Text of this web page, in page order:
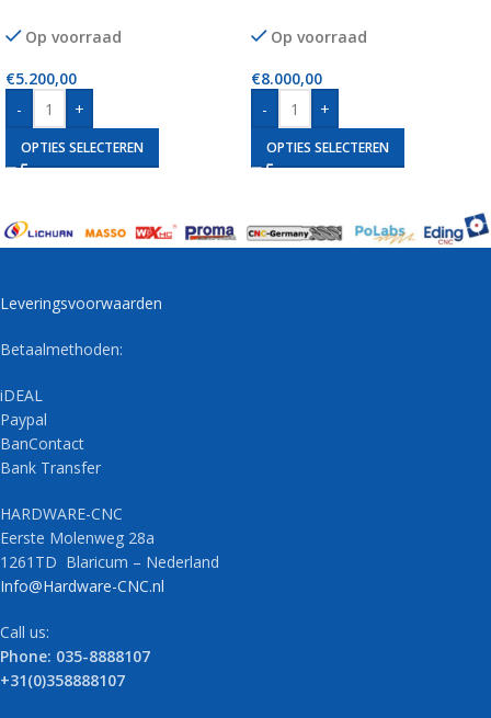
Op voorraad
€5.200,00
-
+
OPTIES SELECTEREN
Op voorraad
€8.000,00
-
+
OPTIES SELECTEREN
Leveringsvoorwaarden
Betaalmethoden:
iDEAL
Paypal
BanContact
Bank Transfer
HARDWARE-CNC
Eerste Molenweg 28a
1261TD Blaricum – Nederland
Info@Hardware-CNC.nl
Call us:
Phone: 035-8888107
+31(0)358888107